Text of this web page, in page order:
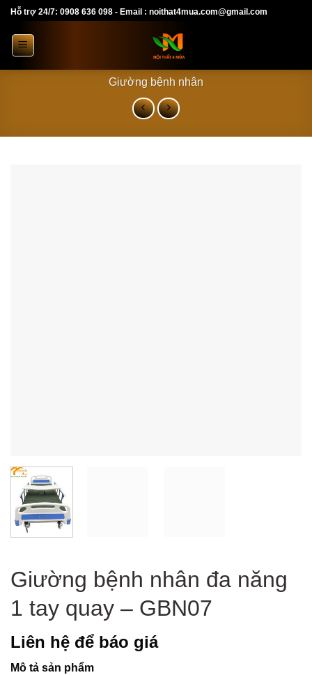
Skip
content
Hỗ trợ 24/7: 0908 636 098 - Email : noithat4mua.com@gmail.com
Giường bệnh nhân
Giường bệnh nhân đa năng
1 tay quay – GBN07
Liên hệ để báo giá
Mô tả sản phẩm